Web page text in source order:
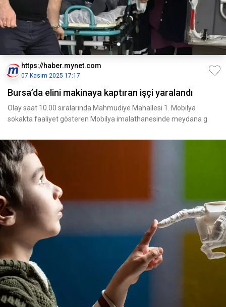
https://haber.mynet.com
07 Kasım 2025 17:17
Bursa’da elini makinaya kaptıran işçi yaralandı
Olay saat 10.00 sıralarında Mahmudiye Mahallesi 1. Mobilya
sokakta faaliyet gösteren Mobilya imalathanesinde meydana g